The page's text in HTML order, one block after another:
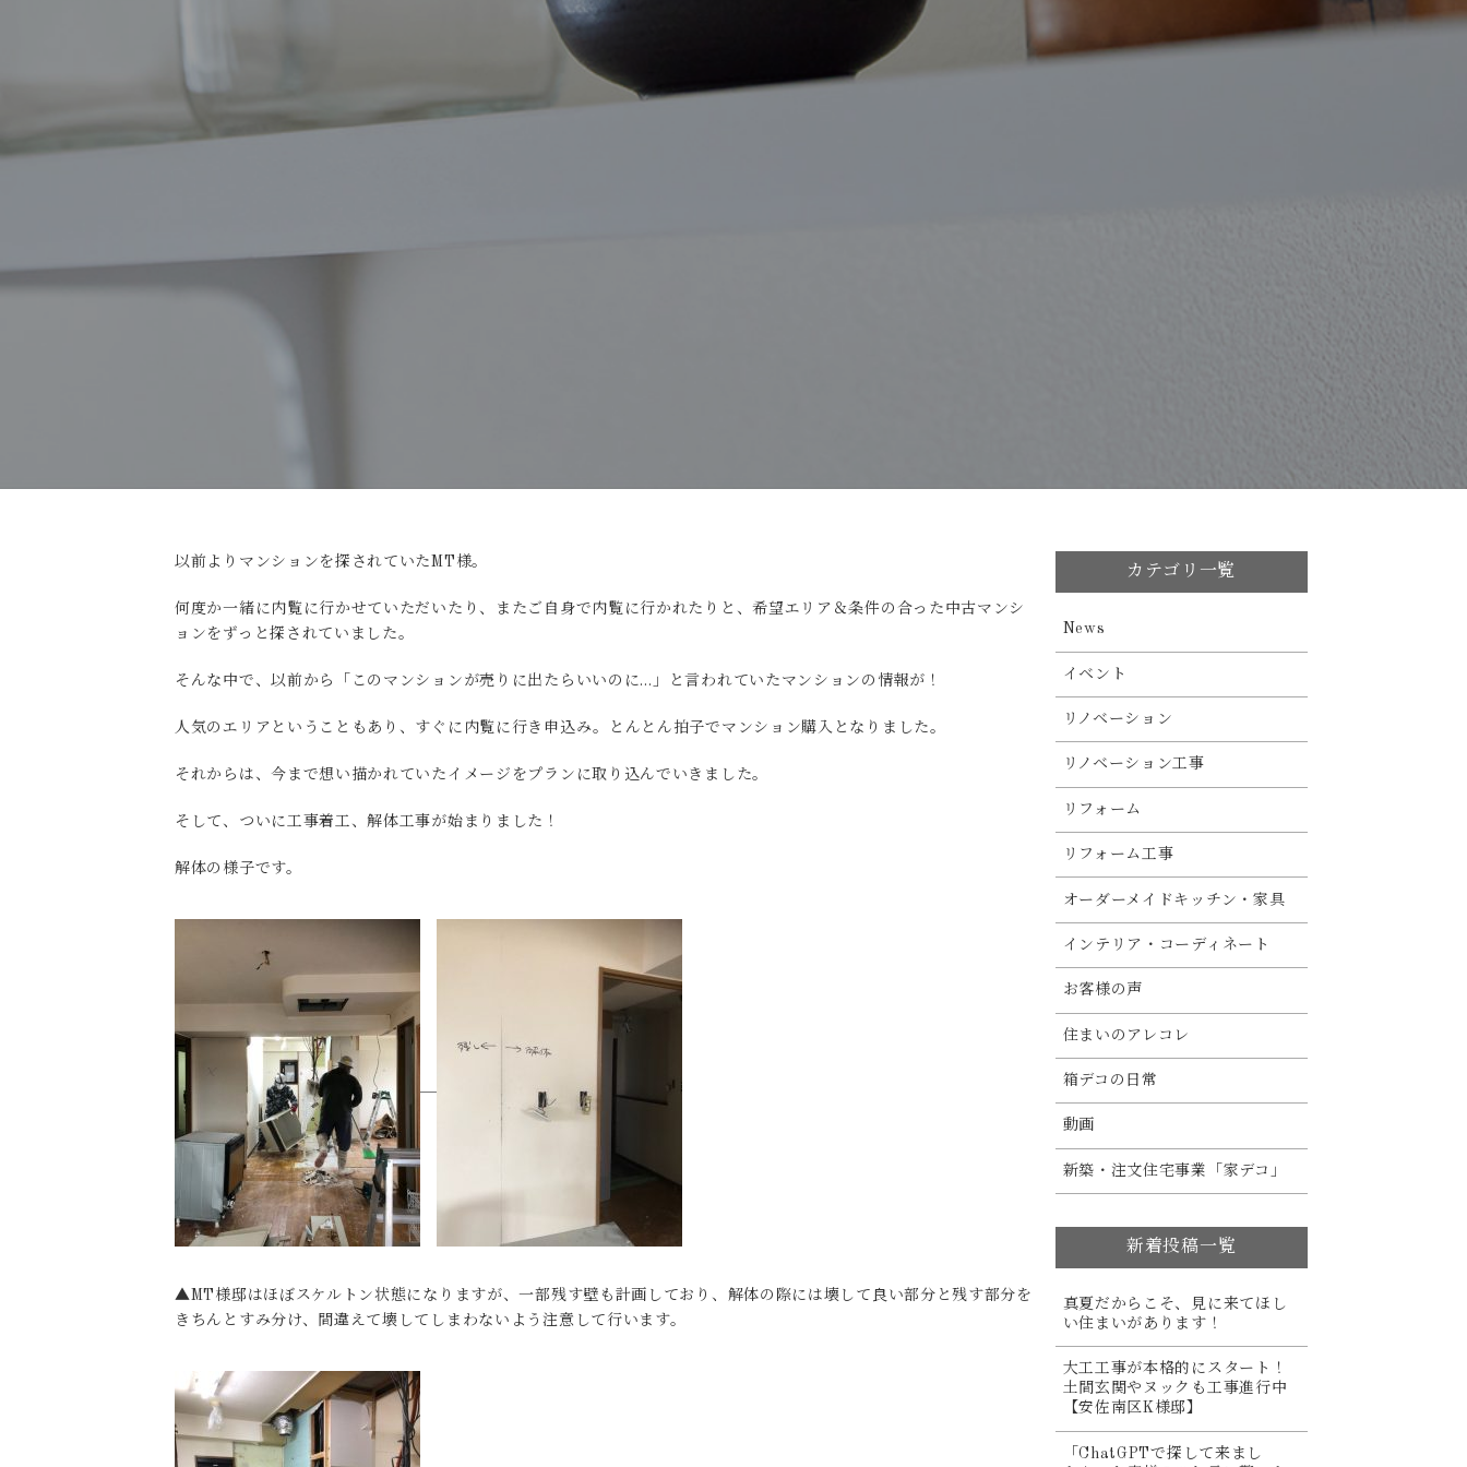
以前よりマンションを探されていたMT様。
何度か一緒に内覧に行かせていただいたり、またご自身で内覧に行かれたりと、希望エリア＆条件の合った中古マンシ
ョンをずっと探されていました。
そんな中で、以前から「このマンションが売りに出たらいいのに…」と言われていたマンションの情報が！
人気のエリアということもあり、すぐに内覧に行き申込み。とんとん拍子でマンション購入となりました。
それからは、今まで想い描かれていたイメージをプランに取り込んでいきました。
そして、ついに工事着工、解体工事が始まりました！
解体の様子です。
▲MT様邸はほぼスケルトン状態になりますが、一部残す壁も計画しており、解体の際には壊して良い部分と残す部分を
きちんとすみ分け、間違えて壊してしまわないよう注意して行います。
カテゴリ一覧
News
イベント
リノベーション
リノベーション工事
リフォーム
リフォーム工事
オーダーメイドキッチン・家具
インテリア・コーディネート
お客様の声
住まいのアレコレ
箱デコの日常
動画
新築・注文住宅事業「家デコ」
新着投稿一覧
真夏だからこそ、見に来てほし
い住まいがあります！
大工工事が本格的にスタート！
土間玄関やヌックも工事進行中
【安佐南区K様邸】
「ChatGPTで探して来まし